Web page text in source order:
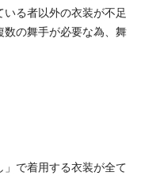
る者以外の衣装が不足
数の舞手が必要な為、舞
で着用する衣装が全て